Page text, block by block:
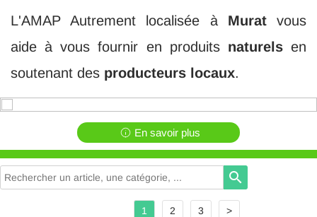
L'AMAP Autrement localisée à Muratvous
aide à vous fournir en produits naturelsen
soutenant des producteurs locaux.
En savoir plus
search
1 2 3 >